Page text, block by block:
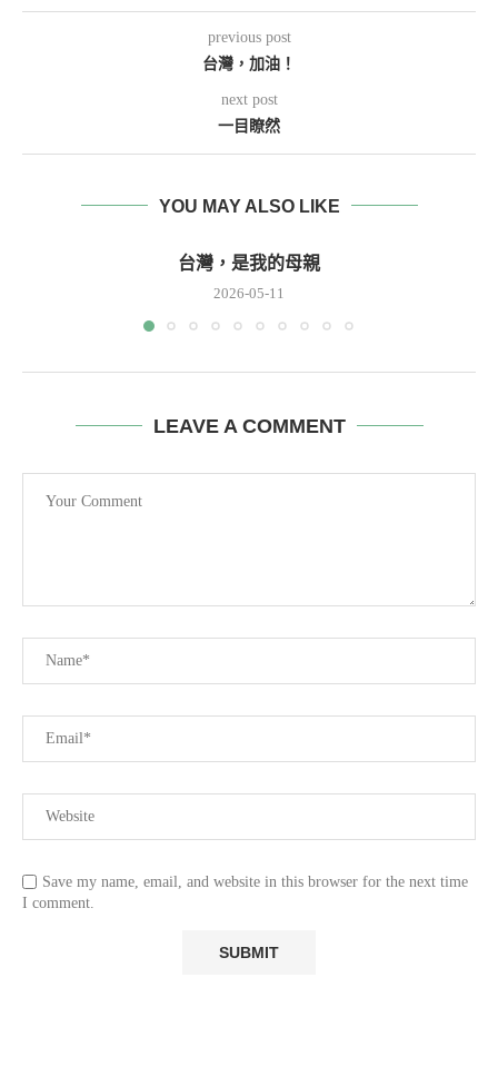
previous post
台灣，加油！
next post
一目瞭然
YOU MAY ALSO LIKE
台灣，是我的母親
2026-05-11
LEAVE A COMMENT
Save my name, email, and website in this browser for the next time
I comment.